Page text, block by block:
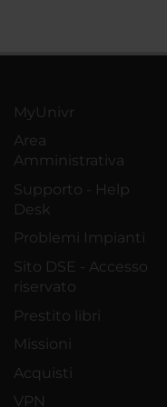
MyUnivr
Area
Amministrativa
Supporto - Help
Desk
Problemi Impianti
Sito DSE - Accesso
riservato
Prestito libri
Missioni
Acquisti
VPN